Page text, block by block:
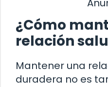
¿Cómo
relación
Mantener una
duradera no es